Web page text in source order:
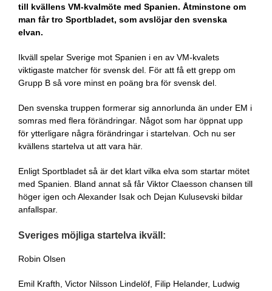
till kvällens VM-kvalmöte med Spanien. Åtminstone om
man får tro Sportbladet, som avslöjar den svenska
elvan.
Ikväll spelar Sverige mot Spanien i en av VM-kvalets
viktigaste matcher för svensk del. För att få ett grepp om
Grupp B så vore minst en poäng bra för svensk del.
Den svenska truppen formerar sig annorlunda än under EM i
somras med flera förändringar. Något som har öppnat upp
för ytterligare några förändringar i startelvan. Och nu ser
kvällens startelva ut att vara här.
Enligt Sportbladet så är det klart vilka elva som startar mötet
med Spanien. Bland annat så får Viktor Claesson chansen till
höger igen och Alexander Isak och Dejan Kulusevski bildar
anfallspar.
Sveriges möjliga startelva ikväll:
Robin Olsen
Emil Krafth, Victor Nilsson Lindelöf, Filip Helander, Ludwig